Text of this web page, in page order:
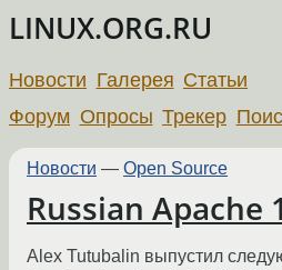
LINUX.ORG.RU
Новости Галерея Статьи
Форум Опросы Трекер
Новости — Open Source
Russian Apache
Alex Tutubalin выпустил